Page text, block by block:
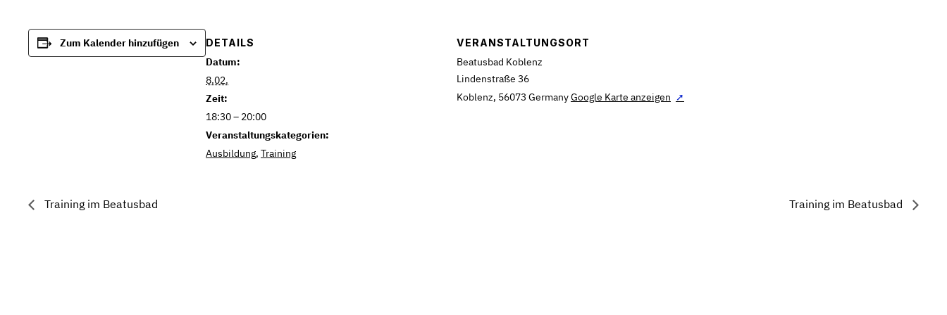
Zum Kalender hinzufügen DETAILS
Datum:
8.02.
Zeit:
18:30 – 20:00
Veranstaltungskategorien:
Ausbildung, Training
VERANSTALTUNGSORT
Beatusbad Koblenz
Lindenstraße 36
Koblenz, 56073 GermanyGoogle Karte anzeigen
Training im Beatusbad Training im Beatusbad